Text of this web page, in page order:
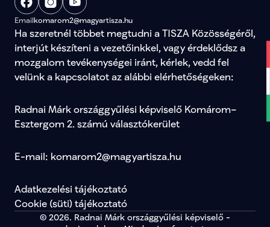
Emailkomarom2@magyartisza.hu
Ha szeretnél többet megtudni a TISZA Közösségéről,
interjút készíteni a vezetőinkkel, vagy érdeklődsz a
mozgalom tevékenységei iránt, kérlek, vedd fel
velünk a kapcsolatot az alábbi elérhetőségeken:
Radnai Márk országgyűlési képviselő Komárom–
Esztergom 2. számú választókerület
E-mail: komarom2@magyartisza.hu
Adatkezelési tájékoztató
Cookie (süti) tájékoztató
© 2026. Radnai Márk országgyűlési képviselő -